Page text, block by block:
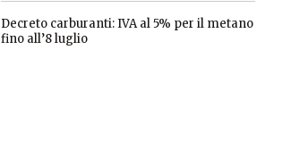
Decreto carburanti: IVA al 5% per il metano
fino all’8 luglio